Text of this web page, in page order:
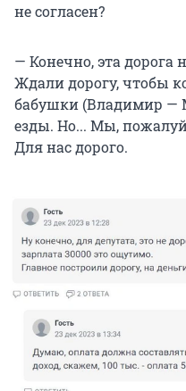
не согласен?
— Конечно, эта дорога
Ждали дорогу, чтобы
бабушки (Владимир —
езды. Но... Мы,
Для нас дорого.